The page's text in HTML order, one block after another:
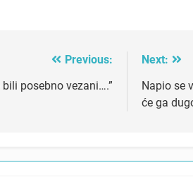
Previous:
posebno vezani….”
Next:
Napio se
će ga